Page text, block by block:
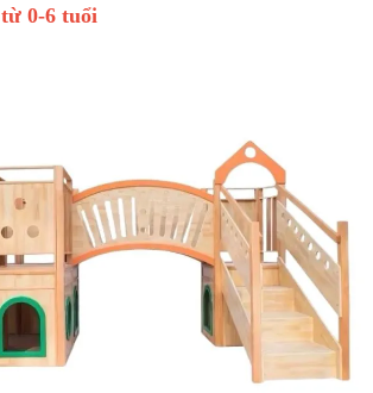
0-6 tuổi